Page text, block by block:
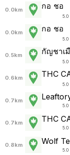
0.0km กอ ชอ
5.0
0.0km กอ ชอ
5.0
0.5km กัญชาเ
5.0
0.6km THC
5.0
0.7km
5.0
0.7km THC
5.0
0.8km Wolf
5.0